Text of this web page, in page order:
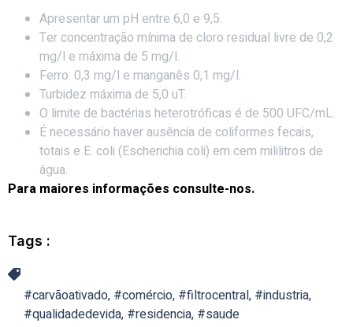
Apresentar um pH entre 6,0 e 9,5.
Ter concentração mínima de cloro residual livre de 0,2
mg/l e máxima de 5 mg/l.
Ferro: 0,3 mg/l e manganês 0,1 mg/l.
Turbidez máxima de 5,0 uT.
O limite de bactérias heterotróficas é de 500 UFC/mL.
É necessário haver ausência de coliformes fecais,
totais e E. coli (Escherichia coli) em cem mililitros de
água.
Para maiores informações consulte-nos.
Tags :
#carvãoativado, #comércio, #filtrocentral, #industria,
#qualidadedevida, #residencia, #saude